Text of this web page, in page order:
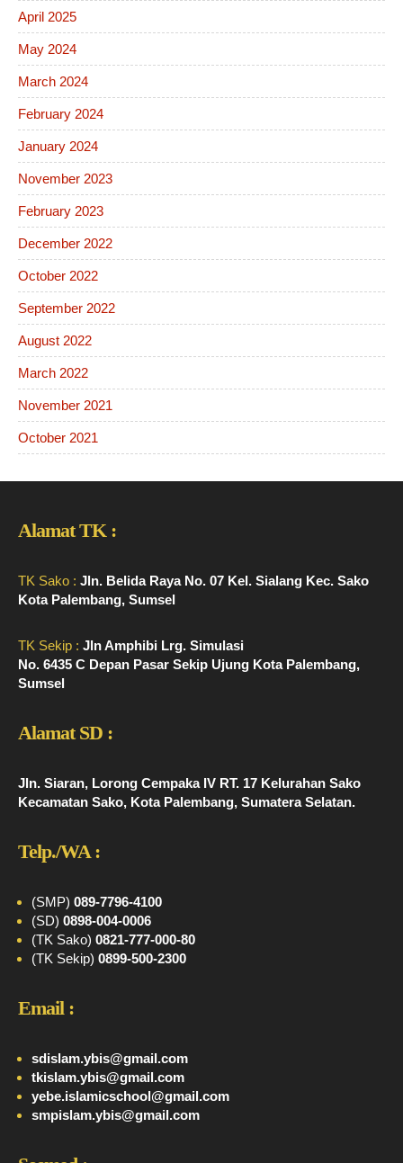
April 2025
May 2024
March 2024
February 2024
January 2024
November 2023
February 2023
December 2022
October 2022
September 2022
August 2022
March 2022
November 2021
October 2021
Alamat TK :
TK Sako : Jln. Belida Raya No. 07 Kel. Sialang Kec. Sako
Kota Palembang, Sumsel
TK Sekip : Jln Amphibi Lrg. Simulasi
No. 6435 C Depan Pasar Sekip Ujung Kota Palembang,
Sumsel
Alamat SD :
Jln. Siaran, Lorong Cempaka IV RT. 17 Kelurahan Sako
Kecamatan Sako, Kota Palembang, Sumatera Selatan.
Telp./WA :
(SMP) 089-7796-4100
(SD) 0898-004-0006
(TK Sako) 0821-777-000-80
(TK Sekip) 0899-500-2300
Email :
sdislam.ybis@gmail.com
tkislam.ybis@gmail.com
yebe.islamicschool@gmail.com
smpislam.ybis@gmail.com